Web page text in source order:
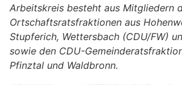
Arbeitskreis besteht aus Mitgliedern
Ortschaftsratsfraktionen aus
Stupferich, Wettersbach (CDU/FW)
sowie den CDU-
Pfinztal und Waldbronn.